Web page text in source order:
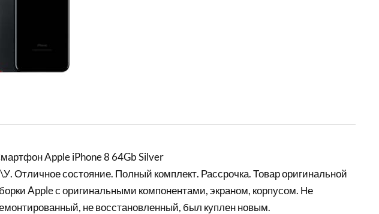
Apple iPhone 8 64Gb Silver
Отличное состояние. Полный комплект. Рассрочка. Товар оригинальной
Apple с оригинальными компонентами, экраном, корпусом. Не
не восстановленный, был куплен новым.